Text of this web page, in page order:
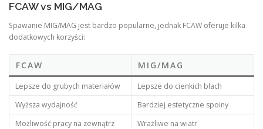
FCAW vs MIG/MAG
Spawanie MIG/MAG jest bardzo popularne, jednak FCAW oferuje kilka
dodatkowych korzyści:
FCAW MIG/MAG
Lepsze do grubych materiałów
Lepsze do cienkich blach
Wyższa wydajność
Bardziej estetyczne spoiny
Możliwość pracy na zewnątrz
Wrażliwe na wiatr